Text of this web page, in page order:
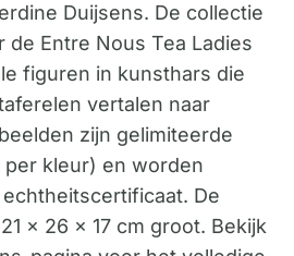
Duijsens. De collectie
de Entre Nous Tea Ladies
figuren in kunsthars die
vertalen naar
zijn gelimiteerde
kleur) en worden
De
x 26 x 17 cm groot. Bekijk